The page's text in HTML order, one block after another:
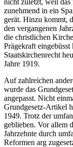
zunehmend in ein
gerät. Hinzu kommt,
den vergangenen
die christlichen
Prägekraft
Staatskirchenrecht
Jahre 1919.
Auf zahlreichen
wurde das
angepasst. Nicht
Grundgesetz-Artikel
1949. Trotz der
geblieben. Vor allem
Jahrzehnte durch
Reformen arg